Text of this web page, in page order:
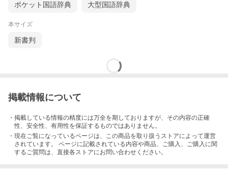
ポケット国語辞典 大型国語辞典
本サイズ
新書判
掲載情報について
・掲載している情報の精度には万全を期しておりますが、その内容の正確
性、安全性、有用性を保証するものではありません。
・現在ご覧になっているページは、この商品を取り扱うストアによって運営
されています。 ページに記載されている内容や商品、ご購入 、ご購入に関
するご質問は、直接各ストアにお問い合わせください。